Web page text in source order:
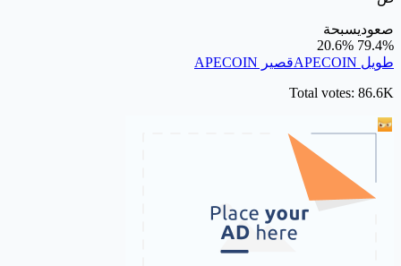
صعوديسبحة
79.4%
20.6%
طويل APECOIN
قصير APECOIN
Total votes: 86.6K